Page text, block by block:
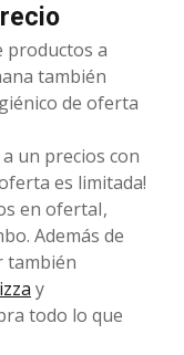
productos a
también
de oferta
un precios con
es limitada!
en ofertaI,
Además de
también
y
todo lo que